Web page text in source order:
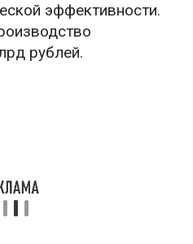
эффективности.
рублей.